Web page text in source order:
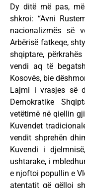
Dy ditë më pas,
shkroi: “Avni
nacionalizmës së
Arbërisë fatkeqe,
shqiptare,
vendi aq të
Kosovës, bie
Lajmi i vrasjes së
Demokratike
vetëtimë në qiellin
Kuvendet
vendit shprehën
Kuvendi i
ushtarake, i
e njoftoi popullin e
atentatit që qëlloi